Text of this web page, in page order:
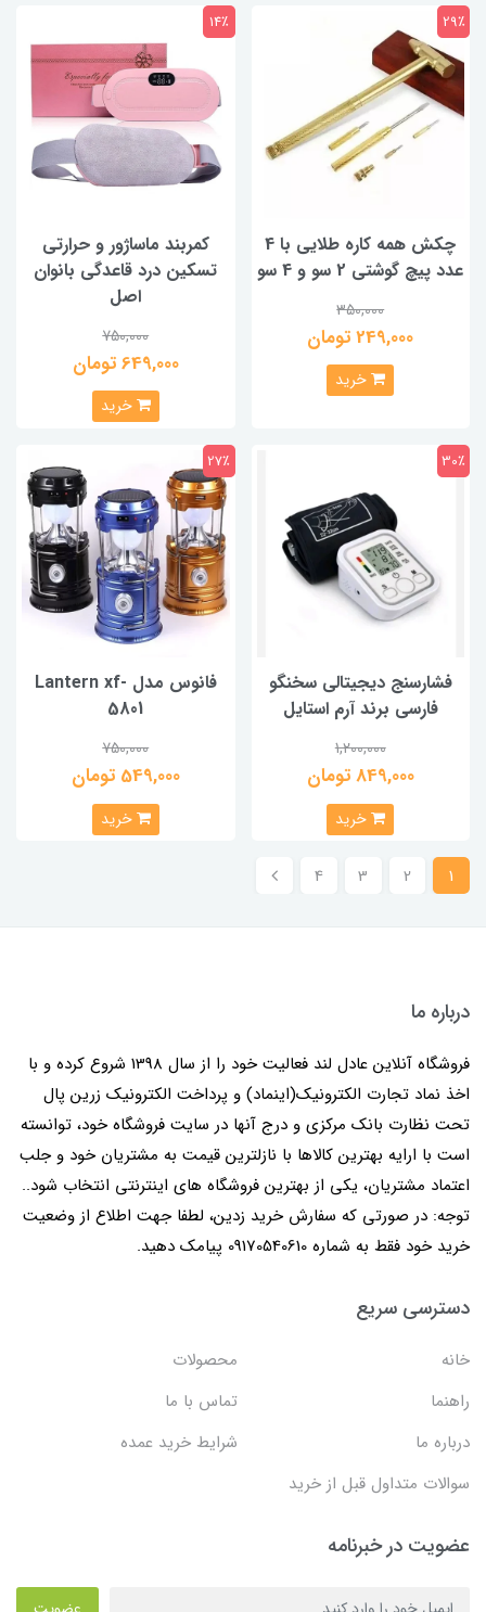
چکش همه کاره طلایی با 4
عدد پیچ گوشتی 2 سو و 4 سو
350,000
249,000 تومان
29٪
خرید
کمربند ماساژور و حرارتی
تسکین درد قاعدگی بانوان
اصل
750,000
649,000 تومان
14٪
خرید
فشارسنج دیجیتالی سخنگو
فارسی برند آرم استایل
1,200,000
849,000 تومان
30٪
خرید
فانوس مدل Lantern xf-
5801
750,000
549,000 تومان
27٪
خرید
1
2
3
4
درباره ما
فروشگاه آنلاین عادل لند فعالیت خود را از سال 1398 شروع کرده و با
اخذ نماد تجارت الکترونیک(اینماد) و پرداخت الکترونیک زرین پال
تحت نظارت بانک مرکزی و درج آنها در سایت فروشگاه خود، توانسته
است با ارایه بهترین کالاها با نازلترین قیمت به مشتریان خود و جلب
اعتماد مشتریان، یکی از بهترین فروشگاه های اینترنتی انتخاب شود..
توجه: در صورتی که سفارش خرید زدین، لطفا جهت اطلاع از وضعیت
خرید خود فقط به شماره 09170540610 پیامک دهید.
دسترسی سریع
خانه
محصولات
راهنما
تماس با ما
درباره ما
شرایط خرید عمده
سوالات متداول قبل از خرید
عضویت در خبرنامه